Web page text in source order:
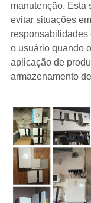
manutenção. Esta
evitar situações
responsabilidades
o usuário quando
aplicação de
armazenamento